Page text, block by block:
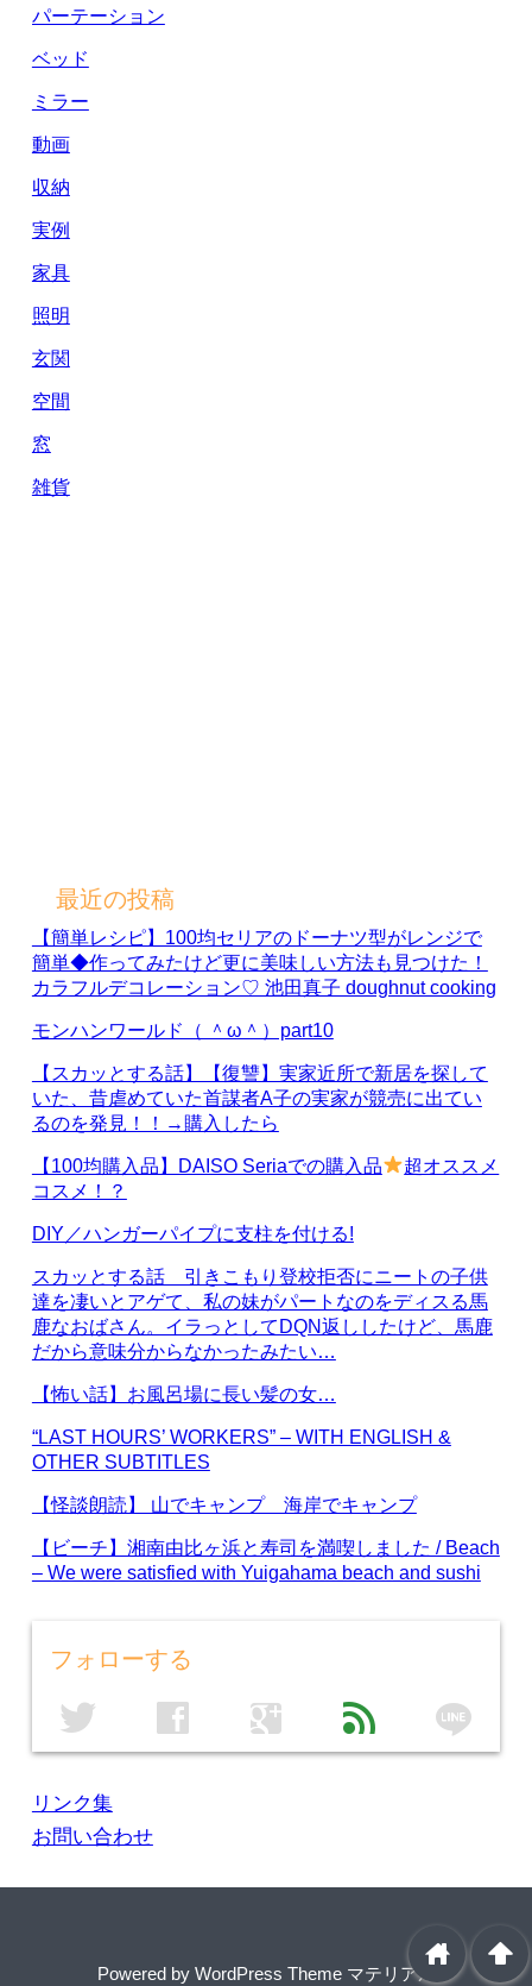
パーテーション
ベッド
ミラー
動画
収納
実例
家具
照明
玄関
空間
窓
雑貨
最近の投稿
【簡単レシピ】100均セリアのドーナツ型がレンジで
簡単◆作ってみたけど更に美味しい方法も見つけた！
カラフルデコレーション♡ 池田真子 doughnut cooking
モンハンワールド（ ＾ω＾）part10
【スカッとする話】【復讐】実家近所で新居を探して
いた、昔虐めていた首謀者A子の実家が競売に出てい
るのを発見！！→購入したら
【100均購入品】DAISO Seriaでの購入品
超オススメ
コスメ！？
DIY／ハンガーパイプに支柱を付ける!
スカッとする話 引きこもり登校拒否にニートの子供
達を凄いとアゲて、私の妹がパートなのをディスる馬
鹿なおばさん。イラっとしてDQN返ししたけど、馬鹿
だから意味分からなかったみたい…
【怖い話】お風呂場に長い髪の女…
“LAST HOURS’ WORKERS” – WITH ENGLISH &
OTHER SUBTITLES
【怪談朗読】 山でキャンプ 海岸でキャンプ
【ビーチ】湘南由比ヶ浜と寿司を満喫しました / Beach
– We were satisfied with Yuigahama beach and sushi
フォローする
twitter facebook google feed line
リンク集
お問い合わせ
Powered by WordPress Theme マテリアル
arrowup
home